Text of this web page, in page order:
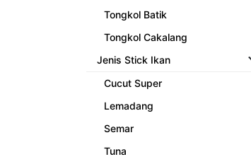
Tongkol Batik
Tongkol Cakalang
Jenis Stick Ikan
Cucut Super
Lemadang
Semar
Tuna